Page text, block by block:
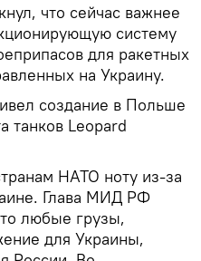
что сейчас важнее
систему
для ракетных
на Украину.
создание в Польше
танков Leopard
НАТО ноту из-за
Глава МИД РФ
любые грузы,
для Украины,